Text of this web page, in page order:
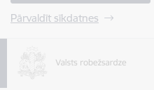
Pārvaldīt sīkdatnes